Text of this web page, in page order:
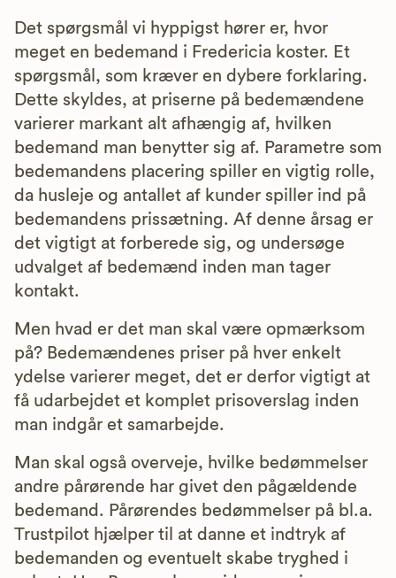
Det spørgsmål vi hyppigst hører er, hvor
meget en bedemand i Fredericia koster. Et
spørgsmål, som kræver en dybere forklaring.
Dette skyldes, at priserne på bedemændene
varierer markant alt afhængig af, hvilken
bedemand man benytter sig af. Parametre som
bedemandens placering spiller en vigtig rolle,
da husleje og antallet af kunder spiller ind på
bedemandens prissætning. Af denne årsag er
det vigtigt at forberede sig, og undersøge
udvalget af bedemænd inden man tager
kontakt.
Men hvad er det man skal være opmærksom
på? Bedemændenes priser på hver enkelt
ydelse varierer meget, det er derfor vigtigt at
få udarbejdet et komplet prisoverslag inden
man indgår et samarbejde.
Man skal også overveje, hvilke bedømmelser
andre pårørende har givet den pågældende
bedemand. Pårørendes bedømmelser på bl.a.
Trustpilot hjælper til at danne et indtryk af
bedemanden og eventuelt skabe tryghed i